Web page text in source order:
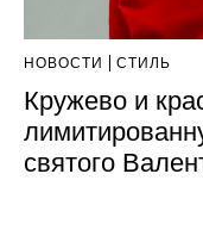
НОВОСТИ СТИЛЬ
Кружево и
святого